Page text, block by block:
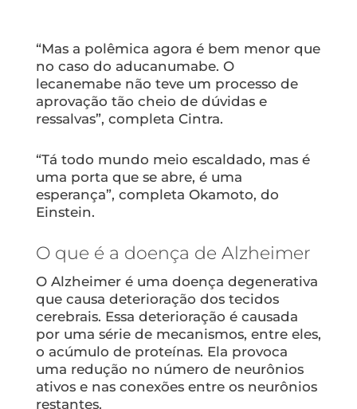
“Mas a polêmica agora é bem menor que
no caso do aducanumabe. O
lecanemabe não teve um processo de
aprovação tão cheio de dúvidas e
ressalvas”, completa Cintra.
“Tá todo mundo meio escaldado, mas é
uma porta que se abre, é uma
esperança”, completa Okamoto, do
Einstein.
O que é a doença de Alzheimer
O Alzheimer é uma doença degenerativa
que causa deterioração dos tecidos
cerebrais. Essa deterioração é causada
por uma série de mecanismos, entre eles,
o acúmulo de proteínas. Ela provoca
uma redução no número de neurônios
ativos e nas conexões entre os neurônios
restantes.